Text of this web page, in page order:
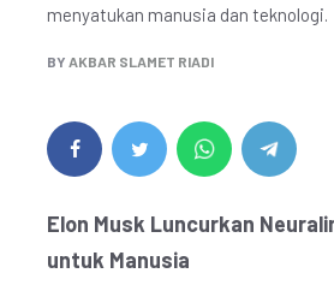
menyatukan manusia dan teknologi.
BY AKBAR SLAMET RIADI
Elon Musk Luncurkan
untuk Manusia